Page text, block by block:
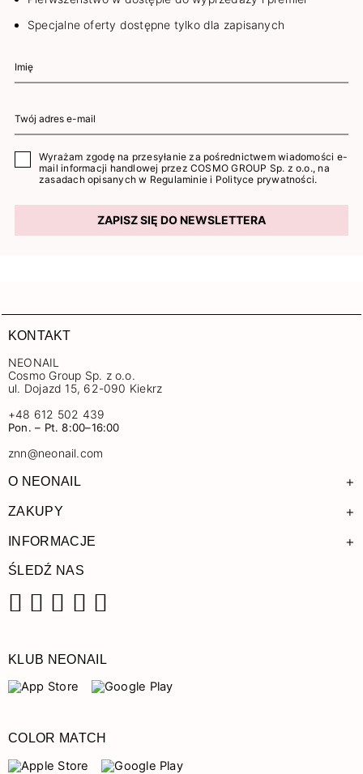
Specjalne oferty dostępne tylko dla zapisanych
Wyrażam zgodę na przesyłanie za pośrednictwem wiadomości e-
mail informacji handlowej przez COSMO GROUP Sp. z o.o., na
zasadach opisanych w Regulaminie i Polityce prywatności.
ZAPISZ SIĘ DO NEWSLETTERA
KONTAKT
NEONAIL
Cosmo Group Sp. z o.o.
ul. Dojazd 15, 62-090 Kiekrz
+48 612 502 439
Pon. – Pt. 8:00–16:00
znn@neonail.com
O NEONAIL +
ZAKUPY +
INFORMACJE +
ŚLEDŹ NAS
KLUB NEONAIL
COLOR MATCH